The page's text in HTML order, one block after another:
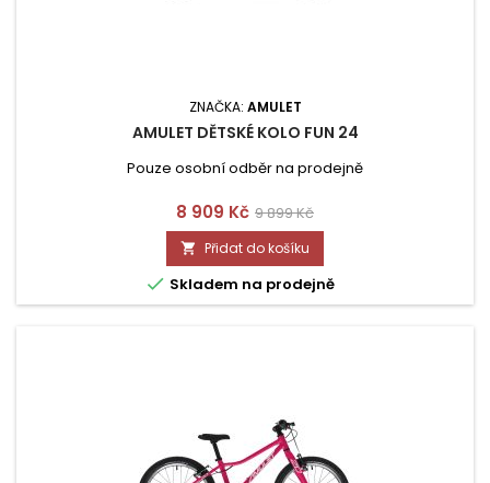
ZNAČKA: AMULET
AMULET DĚTSKÉ KOLO FUN 24
Pouze osobní odběr na prodejně
Cena
8 909 Kč Běžná
cena
9 899 Kč
 Přidat do košíku
 Skladem na prodejně